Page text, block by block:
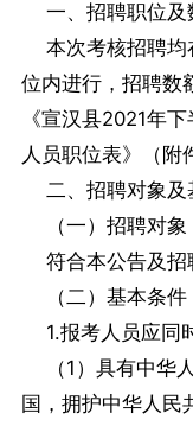
一、招聘职位及
本次考核招聘均
位内进行，招聘数
《宣汉县2021年
人员职位表》（附
二、招聘对象及
（一）招聘对象
符合本公告及招
（二）基本条件
1.报考人员应同
（1）具有中华
国，拥护中华人民